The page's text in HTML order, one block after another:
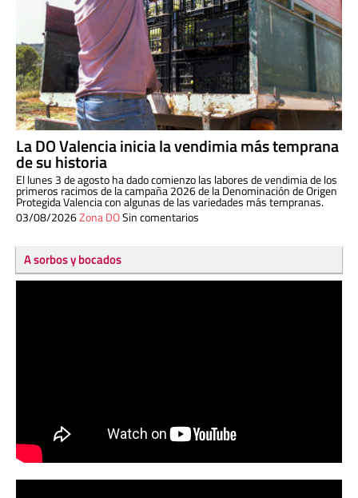
La DO Valencia inicia la vendimia más temprana
de su historia
El lunes 3 de agosto ha dado comienzo las labores de vendimia de los
primeros racimos de la campaña 2026 de la Denominación de Origen
Protegida Valencia con algunas de las variedades más tempranas.
03/08/2026Zona DOSin comentarios
A sorbos y bocados